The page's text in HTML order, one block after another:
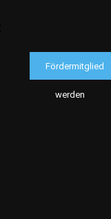
Fördermitglied
werden